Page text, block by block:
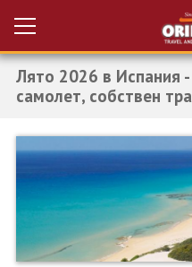
Вход за агенти
НОВА ГОДИНА ТУРЦИЯ
НОВА ГОДИНА
ПОЧИВКИ
Лято 2026 в Испания -
самолет, собствен